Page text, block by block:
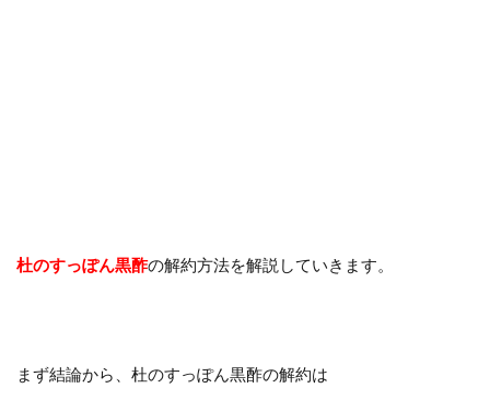
杜のすっぽん黒酢の解約方法を解説していきます。
まず結論から、杜のすっぽん黒酢の解約は